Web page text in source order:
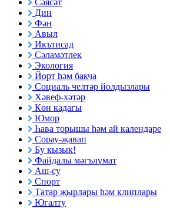
Сәясәт
Дин
Фән
Авыл
Икътисад
Сәламәтлек
Экология
Йорт һәм бакча
Социаль челтәр йолдызлары
Хәвеф-хәтәр
Көн кадагы
Юмор
Һава торышы һәм ай календаре
Сорау-җавап
Бу кызык!
Файдалы мәгълүмат
Аш-су
Спорт
Татар җырлары һәм клиплары
Югалту